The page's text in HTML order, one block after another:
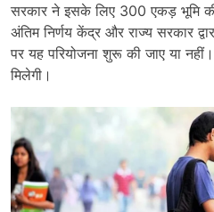
सरकार ने इसके लिए 300 एकड़ भूमि
अंतिम निर्णय केंद्र और राज्य सरकार
पर यह परियोजना शुरू की जाए या
मिलेगी।